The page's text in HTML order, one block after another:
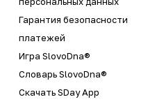
Гарантия безопасности
платежей
Игра SlovoDna®
Словарь SlovoDna®
Скачать SDay App